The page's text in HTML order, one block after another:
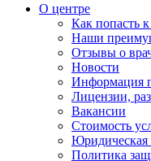
О центре
Как попасть
Наши
Отзывы о
Новости
Информация
Лицензии,
Вакансии
Стоимость
Политика